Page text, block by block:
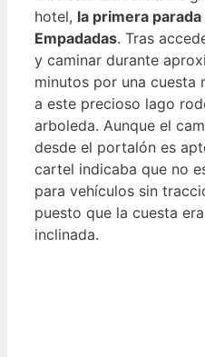
hotel, la primera
Empadadas. Tras
y caminar durante
minutos por una cuesta
a este precioso lago
arboleda. Aunque el
desde el portalón es
cartel indicaba que no
para vehículos sin
puesto que la cuesta
inclinada.